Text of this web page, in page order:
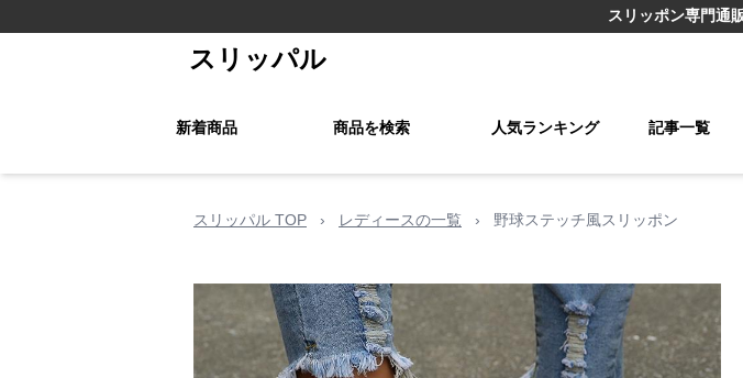
スリッポン専門通
スリッパル
新着商品 商品を検索 人気ランキング 記事一覧
スリッパル TOP › レディースの一覧 › 野球ステッチ風スリッポン